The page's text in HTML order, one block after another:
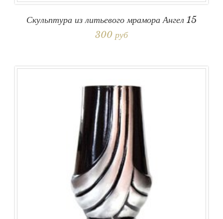
Скульптура из литьевого мрамора Ангел 15
300 руб